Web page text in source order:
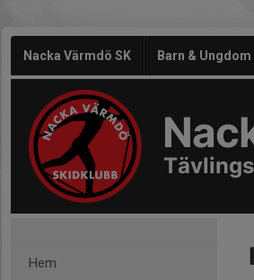
Nacka Värmdö SK Barn & Ungdom
Hem